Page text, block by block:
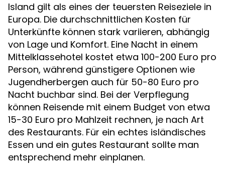
Island gilt als eines der teuersten Reiseziele in
Europa. Die durchschnittlichen Kosten für
Unterkünfte können stark variieren, abhängig
von Lage und Komfort. Eine Nacht in einem
Mittelklassehotel kostet etwa 100-200 Euro pro
Person, während günstigere Optionen wie
Jugendherbergen auch für 50-80 Euro pro
Nacht buchbar sind. Bei der Verpflegung
können Reisende mit einem Budget von etwa
15-30 Euro pro Mahlzeit rechnen, je nach Art
des Restaurants. Für ein echtes isländisches
Essen und ein gutes Restaurant sollte man
entsprechend mehr einplanen.